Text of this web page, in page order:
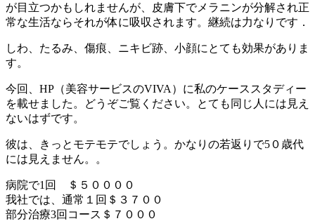
が目立つかもしれませんが、皮膚下でメラニンが分解され正
常な生活ならそれが体に吸収されます。継続は力なりです．
しわ、たるみ、傷痕、ニキビ跡、小顔にとても効果がありま
す。
今回、HP（美容サービスのVIVA）に私のケーススタディー
を載せました。どうぞご覧ください。とても同じ人には見え
ないはずです。
彼は、きっとモテモテでしょう。かなりの若返りで5０歳代
には見えません。。
病院で1回 ＄５００００
我社では、通常１回＄３７００
部分治療3回コース＄７０００